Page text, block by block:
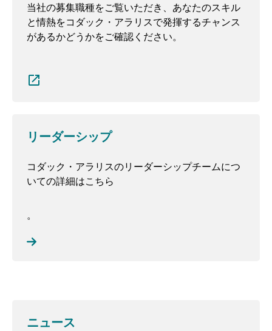
当社の募集職種をご覧いただき、あなたのスキル
と情熱をコダック・アラリスで発揮するチャンス
があるかどうかをご確認ください。
リーダーシップ
コダック・アラリスのリーダーシップチームにつ
いての詳細はこちら
。
ニュース